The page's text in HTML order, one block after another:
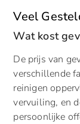
Veel
Wat kost
De prijs van
verschillende
reinigen
vervuiling, en
persoonlijke